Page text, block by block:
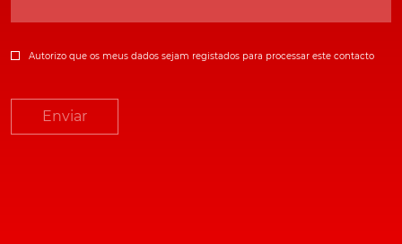
Autorizo que os meus dados sejam registados para processar este contacto
Enviar